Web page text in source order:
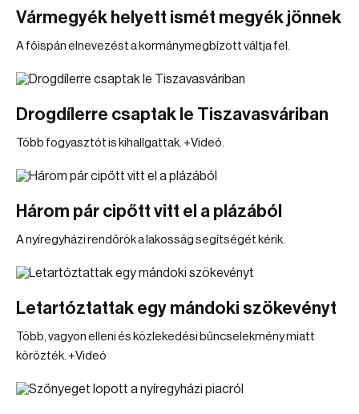
Vármegyék helyett ismét megyék jönnek
A főispán elnevezést a kormánymegbízott váltja fel.
Drogdílerre csaptak le Tiszavasváriban
Több fogyasztót is kihallgattak. +Videó.
Három pár cipőtt vitt el a plázából
A nyíregyházi rendőrök a lakosság segítségét kérik.
Letartóztattak egy mándoki szökevényt
Több, vagyon elleni és közlekedési bűncselekmény miatt
körözték. +Videó